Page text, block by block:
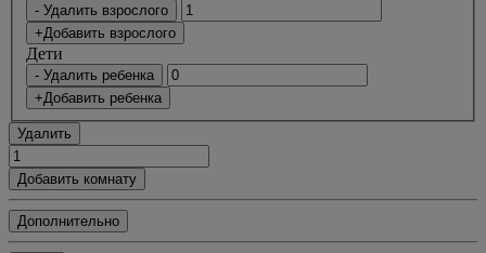
- Удалить взрослого
+Добавить взрослого
Дети
- Удалить ребенка
+Добавить ребенка
Удалить
Добавить комнату
Дополнительно